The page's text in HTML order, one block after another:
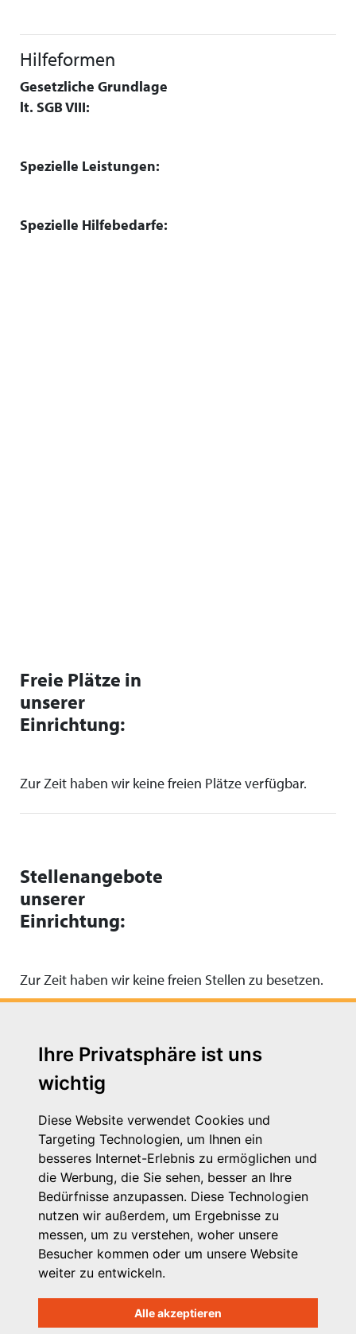
Ihre Privatsphäre ist uns
wichtig
Diese Website verwendet Cookies und
Targeting Technologien, um Ihnen ein
besseres Internet-Erlebnis zu ermöglichen und
die Werbung, die Sie sehen, besser an Ihre
Bedürfnisse anzupassen. Diese Technologien
nutzen wir außerdem, um Ergebnisse zu
messen, um zu verstehen, woher unsere
Besucher kommen oder um unsere Website
weiter zu entwickeln.
Alle akzeptieren
Hilfeformen
Gesetzliche Grundlage
lt. SGB VIII:
Spezielle Leistungen:
Spezielle Hilfebedarfe:
Freie Plätze in
unserer
Einrichtung:
Zur Zeit haben wir keine freien Plätze verfügbar.
Stellenangebote
unserer
Einrichtung:
Zur Zeit haben wir keine freien Stellen zu besetzen.
Michaelkirchstr. 17/18
10179 Berlin
Telefon: 030 – 58 58 17 16 01
E-Mail: info@vpk.de
Mehr Informationen: www.vpk.de
Hilfe